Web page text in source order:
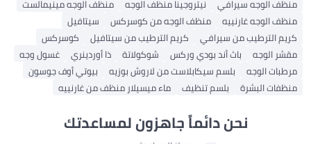
منظف ​​الوجه سيرافي
نيتروجينا منظف الوجه
منظف ​​الوجه مينيمالست
منظف ​​الوجه غارنييه
منظف ​​الوجه من كوسركس
سيتافيل
كريم الترطيب من سيرافي
كريم الترطيب من سيتافيل
كوسركس
مقشر الوجه
باث أند بودي وركس شوكولاتة ذا أوردينري
غسول وجه
مرطبات الوجه
بلسم سيكابلاست من لاروش بوزيه
بيوتي أوف جوسون
منظفات البشرة
بلسم تنظيف ماء ميسيلار منظف من غارنييه
نحن دائماً جاهزون لمساعدتك